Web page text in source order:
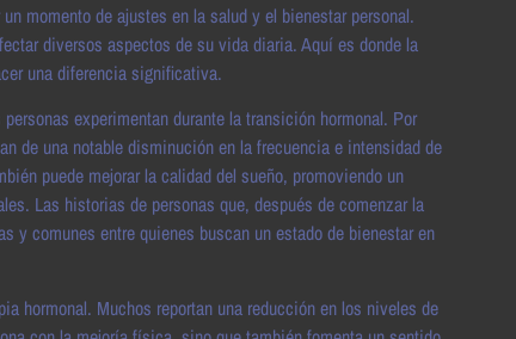
momento de ajustes en la salud y el bienestar personal.
diversos aspectos de su vida diaria. Aquí es donde la
una diferencia significativa.
experimentan durante la transición hormonal. Por
de una notable disminución en la frecuencia e intensidad de
puede mejorar la calidad del sueño, promoviendo un
Las historias de personas que, después de comenzar la
y comunes entre quienes buscan un estado de bienestar en
hormonal. Muchos reportan una reducción en los niveles de